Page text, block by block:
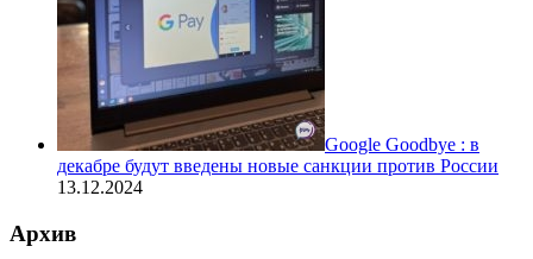
Google Goodbye : в
декабре будут введены новые санкции против России
13.12.2024
Архив